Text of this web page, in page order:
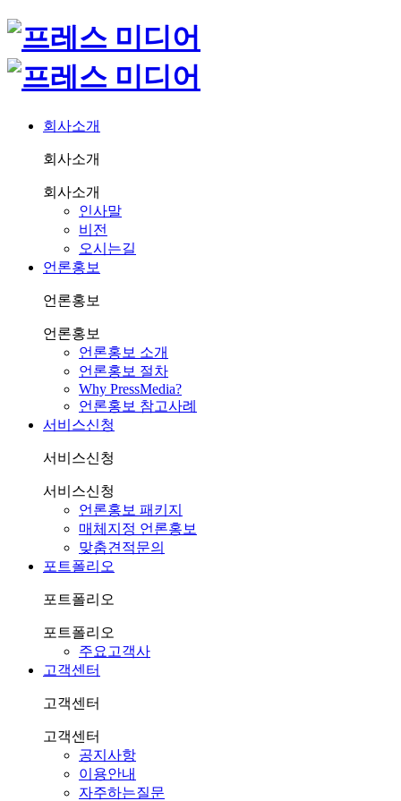
회사소개
회사소개
회사소개
인사말
비전
오시는길
언론홍보
언론홍보
언론홍보
언론홍보 소개
언론홍보 절차
Why PressMedia?
언론홍보 참고사례
서비스신청
서비스신청
서비스신청
언론홍보 패키지
매체지정 언론홍보
맞춤견적문의
포트폴리오
포트폴리오
포트폴리오
주요고객사
고객센터
고객센터
고객센터
공지사항
이용안내
자주하는질문